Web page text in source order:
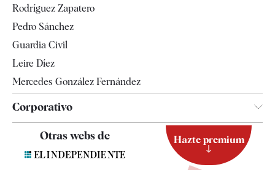
Televisión
Rodríguez Zapatero
Pedro Sánchez
Guardia Civil
Leire Díez
Mercedes González Fernández
Corporativo
Contacto
Otras webs de Hazte premium